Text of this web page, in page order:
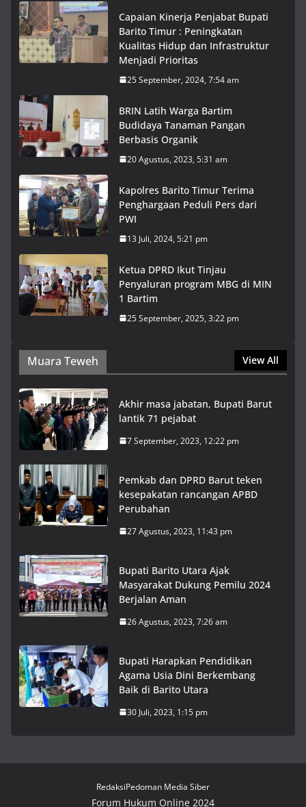
Capaian Kinerja Penjabat Bupati
Barito Timur : Peningkatan
Kualitas Hidup dan Infrastruktur
Menjadi Prioritas
25 September, 2024, 7:54 am
BRIN Latih Warga Bartim
Budidaya Tanaman Pangan
Berbasis Organik
20 Agustus, 2023, 5:31 am
Kapolres Barito Timur Terima
Penghargaan Peduli Pers dari
PWI
13 Juli, 2024, 5:21 pm
Ketua DPRD Ikut Tinjau
Penyaluran program MBG di MIN
1 Bartim
25 September, 2025, 3:22 pm
Muara Teweh View All
Akhir masa jabatan, Bupati Barut
lantik 71 pejabat
7 September, 2023, 12:22 pm
Pemkab dan DPRD Barut teken
kesepakatan rancangan APBD
Perubahan
27 Agustus, 2023, 11:43 pm
Bupati Barito Utara Ajak
Masyarakat Dukung Pemilu 2024
Berjalan Aman
26 Agustus, 2023, 7:26 am
Bupati Harapkan Pendidikan
Agama Usia Dini Berkembang
Baik di Barito Utara
30 Juli, 2023, 1:15 pm
RedaksiPedoman Media Siber
Forum Hukum Online 2024